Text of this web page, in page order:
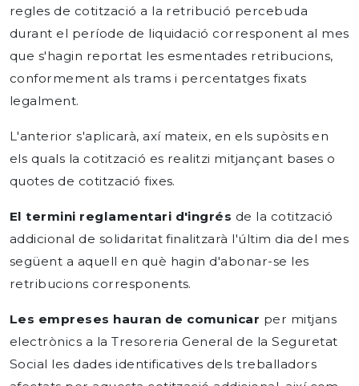
regles de cotització a la retribució percebuda
durant el període de liquidació corresponent al mes
que s'hagin reportat les esmentades retribucions,
conformement als trams i percentatges fixats
legalment.
L'anterior s'aplicarà, axí mateix, en els supòsits en
els quals la cotització es realitzi mitjançant bases o
quotes de cotització fixes.
El termini reglamentari d'ingrés de la cotització
addicional de solidaritat finalitzarà l'últim dia del mes
següent a aquell en què hagin d'abonar-se les
retribucions corresponents.
Les empreses hauran de comunicar per mitjans
electrònics a la Tresoreria General de la Seguretat
Social les dades identificatives dels treballadors